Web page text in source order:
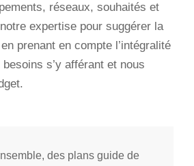
réseaux, souhaités et
expertise pour suggérer la
prenant en compte l’intégralité
s’y afférant et nous
des plans guide de